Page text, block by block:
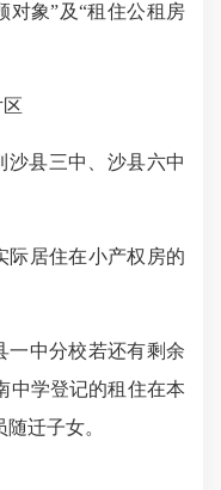
对象”及“租住公租房
县三中、沙县六中
居住在小产权房的
中分校若还有剩余
中学登记的租住在本
迁子女。